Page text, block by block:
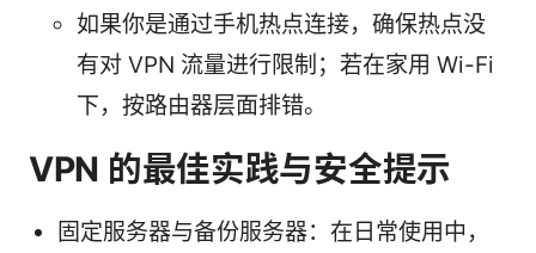
如果你是通过手机热点连接，确保热点没
有对 VPN 流量进行限制；若在家用 Wi-Fi
下，按路由器层面排错。
VPN 的最佳实践与安全提示
固定服务器与备份服务器：在日常使用中，